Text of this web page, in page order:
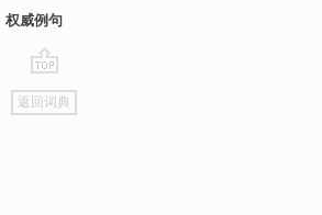
权威例句
go
top
返回词典